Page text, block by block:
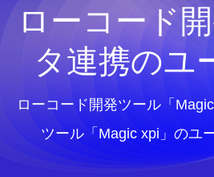
ローコード
タ連携のユ
ローコード開発ツール「
ツール「Magic xpi」のユ